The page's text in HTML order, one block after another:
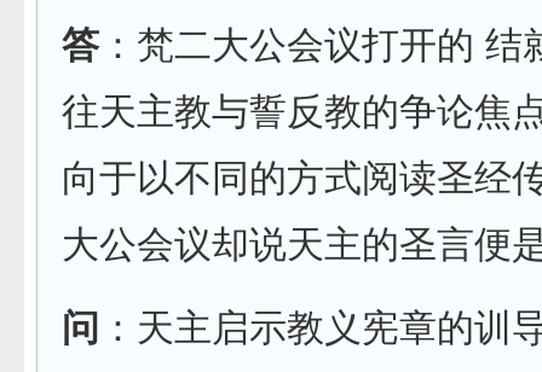
答：梵二大公会议打开的 结
往天主教与誓反教的争论焦
向于以不同的方式阅读圣经
大公会议却说天主的圣言便
问 ：天主启示教义宪章的训